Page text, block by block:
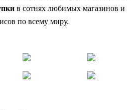
в сотнях любимых магазинов и
по всему миру.